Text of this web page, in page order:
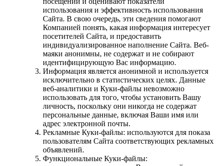
использования и эффективность использования
Сайта. В свою очередь, эти сведения помогают
Компанией понять, какая информация интересует
посетителей Сайта, и предоставить
индивидуализированное наполнение Сайта. Веб-
маяки анонимны, не содержат и не собирают
идентифицирующую Вас информацию.
Информация является анонимной и используется
исключительно в статистических целях. Данные
веб-аналитики и Куки-файлы невозможно
использовать для того, чтобы установить Вашу
личность, поскольку они никогда не содержат
персональные данные, включая Ваши имя или
адрес электронной почты.
Рекламные Куки-файлы: используются для показа
пользователям Сайта соответствующих рекламных
объявлений.
Функциональные Куки-файлы: